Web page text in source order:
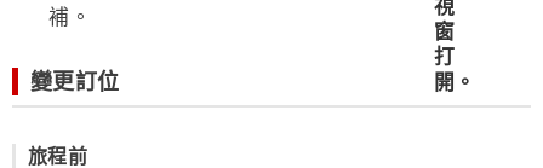
補。
變更訂位
旅程前